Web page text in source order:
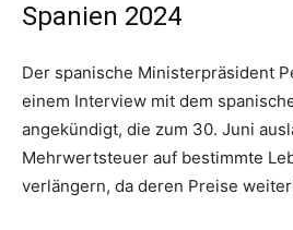
Spanien 2024
Der spanische Ministerpräsident
einem Interview mit dem
angekündigt, die zum 30. Juni
Mehrwertsteuer auf bestimmte
verlängern, da deren Preise